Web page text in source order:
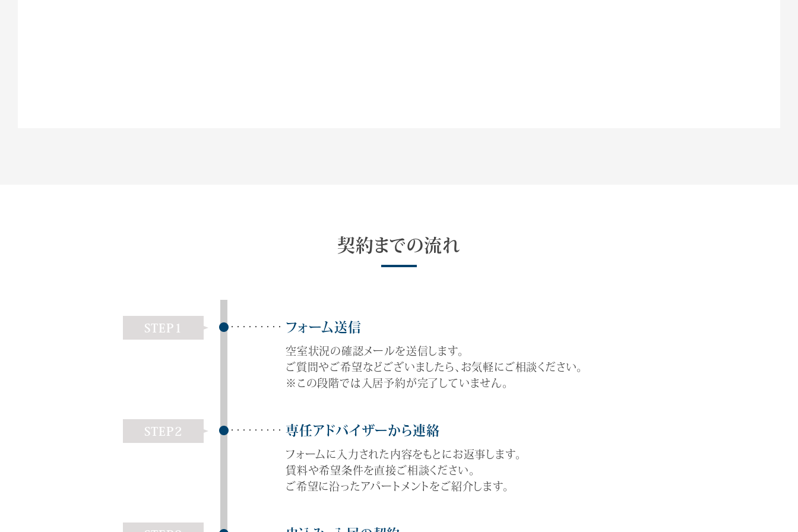
契約までの流れ
STEP1 フォーム送信
空室状況の確認メールを送信します。
ご質問やご希望などございましたら、お気軽にご相談ください。
※この段階では入居予約が完了していません。
STEP2 専任アドバイザーから連絡
フォームに入力された内容をもとにお返事します。
賃料や希望条件を直接ご相談ください。
ご希望に沿ったアパートメントをご紹介します。